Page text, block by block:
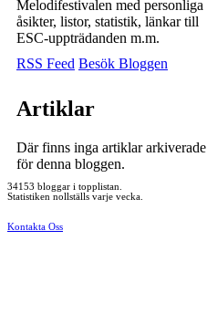
Melodifestivalen med personliga
åsikter, listor, statistik, länkar till
ESC-uppträdanden m.m.
RSS Feed Besök Bloggen
Artiklar
Där finns inga artiklar arkiverade
för denna bloggen.
34153 bloggar i topplistan.
Statistiken nollställs varje vecka.
Kontakta Oss